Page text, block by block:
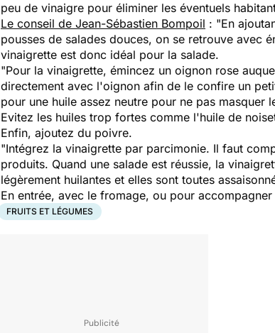
peu de vinaigre pour éliminer les éventuels
Le conseil de Jean-Sébastien Bompoil : "En
pousses de salades douces, on se retrouve avec
vinaigrette est donc idéal pour la salade.
"Pour la vinaigrette, émincez un oignon rose
directement avec l'oignon afin de le confire un
pour une huile assez neutre pour ne pas
Evitez les huiles trop fortes comme l'huile de
Enfin, ajoutez du poivre.
"Intégrez la vinaigrette par parcimonie. Il faut
produits. Quand une salade est réussie, la
légèrement huilantes et elles sont toutes
En entrée, avec le fromage, ou pour
FRUITS ET LÉGUMES